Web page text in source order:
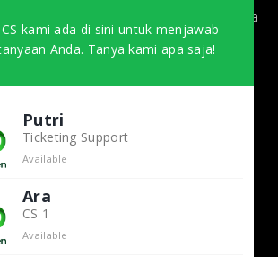
Kec. Ngasem, Kabupaten Kediri, Jawa
Jakarta
TB Simatupang No.36 1, RT.1/RW.2,
Kota Jakarta Selatan, Daerah
12430
kami ada di sini untuk menjawab
Anda. Tanya kami apa saja!
Putri
Ticketing Support
Available
Ara
CS 1
Available